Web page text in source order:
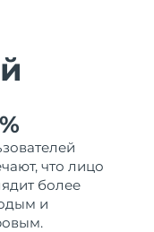
что лицо
более
и
дата доставки
8/13/26
дата доставки